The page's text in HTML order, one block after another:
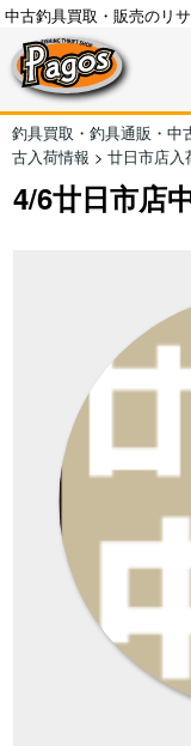
中古釣具買取・販売のリ
釣具買取・釣具通販・中
古入荷情報 > 廿日市店入
4/6廿日市店